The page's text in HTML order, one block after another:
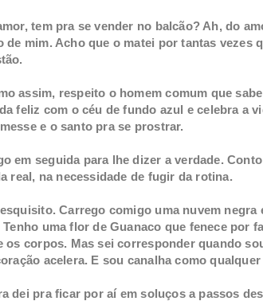
tem pra se vender no balcão? Ah, do
de mim. Acho que o matei por tantas vezes
assim, respeito o homem comum que
feliz com o céu de fundo azul e celebra a
e o santo pra se prostrar.
em seguida para lhe dizer a verdade.
real, na necessidade de fugir da rotina.
Carrego comigo uma nuvem
Tenho uma flor de Guanaco que fenece por
os corpos. Mas sei corresponder quando
acelera. E sou canalha como
dei pra ficar por aí em soluços a passos